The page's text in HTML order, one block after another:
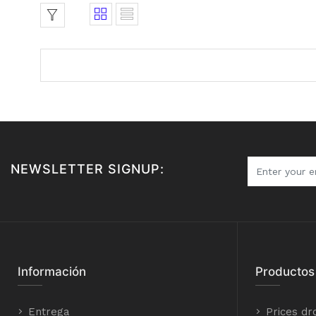
NEWSLETTER SIGNUP:
Información
Entrega
Productos
Prices